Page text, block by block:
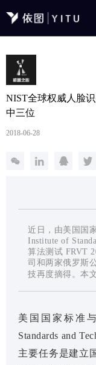
NIST全球权威人脸
中三位
2018-06-28
近日，由美国国
Institute of
算法测试 FRVT
司和两家俄罗斯
技再度摘得。本
美国国家标准
Standards and
主要任务是建立